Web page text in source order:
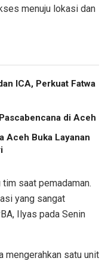
menuju lokasi dan
ICA, Perkuat Fatwa
di Aceh
Aceh Buka Layanan
tim saat pemadaman.
yang sangat
Ilyas pada Senin
mengerahkan satu unit